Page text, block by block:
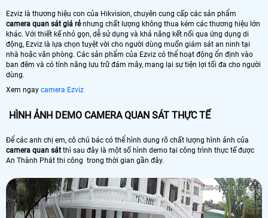
Ezviz là thương hiệu con của Hikvision, chuyên cung cấp các sản phẩm
camera quan sát giá rẻnhưng chất lượng không thua kém các thương hiệu lớn
khác. Với thiết kế nhỏ gọn, dễ sử dụng và khả năng kết nối qua ứng dụng di
động, Ezviz là lựa chọn tuyệt vời cho người dùng muốn giám sát an ninh tại
nhà hoặc văn phòng. Các sản phẩm của Ezviz có thể hoạt động ổn định vào
ban đêm và có tính năng lưu trữ đám mây, mang lại sự tiện lợi tối đa cho người
dùng.
Xem ngay camera Ezviz
HÌNH ẢNH DEMO CAMERA QUAN SÁT THỰC TẾ
Để các anh chị em, cô chú bác có thể hình dung rõ chất lượng hình ảnh của
camera quan sát thì sau đây là một số hình demo tại công trình thực tế được
An Thành Phát thi công trong thời gian gần đây.